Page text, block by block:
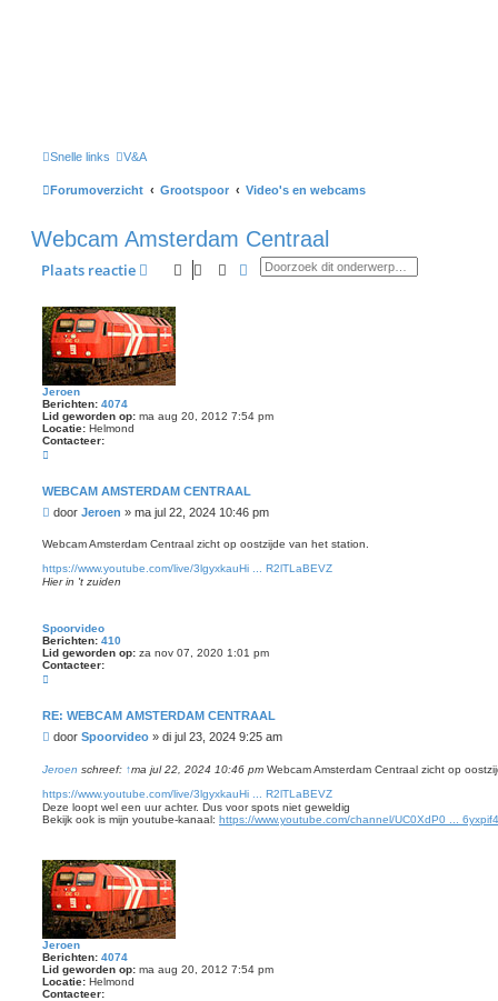
Snelle links V&A
Forumoverzicht Grootspoor Video's en webcams
Webcam Amsterdam Centraal
Plaats reactie Zoek Uitgebreid zoeken
Jeroen
Berichten: 4074
Lid geworden op: ma aug 20, 2012 7:54 pm
Locatie: Helmond
Contacteer:
t
c
e
J
e
e
n
WEBCAM AMSTERDAM CENTRAAL
B
r
c
h
door Jeroen » ma jul 22, 2024 10:46 pm
Webcam Amsterdam Centraal zicht op oostzijde van het station.
https://www.youtube.com/live/3lgyxkauHi ... R2lTLaBEVZ
Hier in 't zuiden
Spoorvideo
Berichten: 410
Lid geworden op: za nov 07, 2020 1:01 pm
Contacteer:
t
c
e
S
p
o
v
i
d
e
o
RE: WEBCAM AMSTERDAM CENTRAAL
B
r
c
h
door Spoorvideo » di jul 23, 2024 9:25 am
Jeroen schreef: ↑ma jul 22, 2024 10:46 pm Webcam Amsterdam Centraal zicht op
https://www.youtube.com/live/3lgyxkauHi ... R2lTLaBEVZ
Deze loopt wel een uur achter. Dus voor spots niet geweldig
Bekijk ook is mijn youtube-kanaal: https://www.youtube.com/channel/UC0XdP0 ...
Jeroen
Berichten: 4074
Lid geworden op: ma aug 20, 2012 7:54 pm
Locatie: Helmond
Contacteer: